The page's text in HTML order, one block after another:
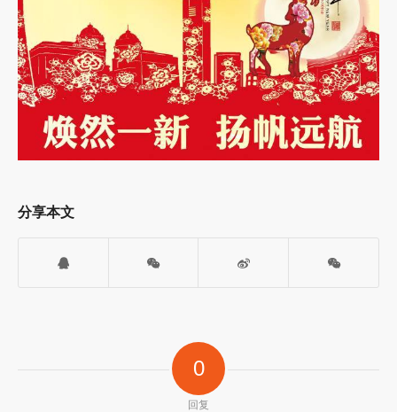
分享本文
0
回复